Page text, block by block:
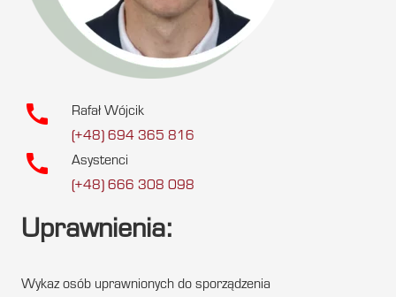
call
Rafał Wójcik
(+48) 694 365 816
call
Asystenci
(+48) 666 308 098
Uprawnienia:
Wykaz osób uprawnionych do sporządzenia